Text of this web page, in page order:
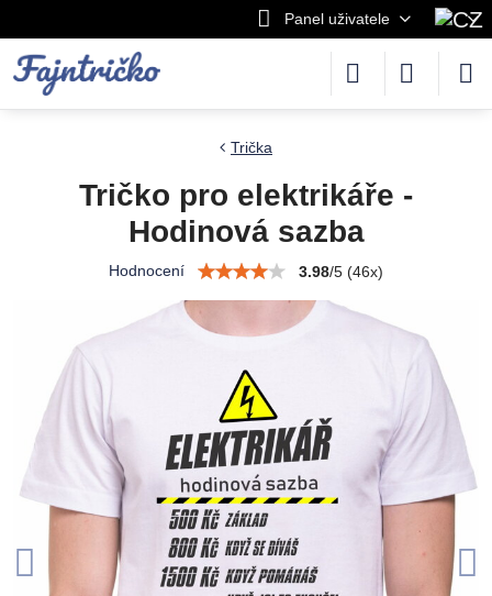
Panel uživatele
Trička
Tričko pro elektrikáře -
Hodinová sazba
Hodnocení 3.98/5 (46x)